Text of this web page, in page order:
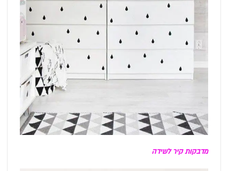
מדבקות קיר לשידה